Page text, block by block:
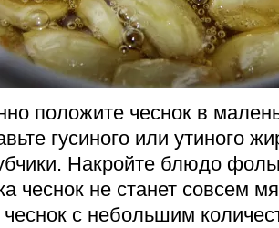
положите чеснок в
гусиного или утиного
Накройте блюдо
чеснок не станет совсем
с небольшим